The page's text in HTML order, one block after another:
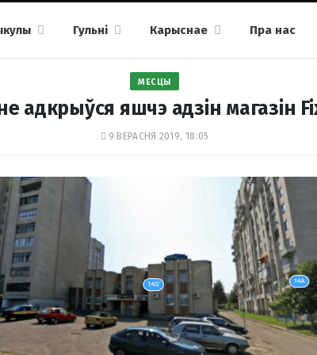
Гульні Карыснае Пра нас
МЕСЦЫ
адкрыўся яшчэ адзін магазін
9 ВЕРАСНЯ 2019, 18:05